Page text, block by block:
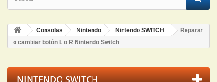
Consolas Nintendo Nintendo SWITCH
Reparar
o cambiar botón L o R Nintendo Switch
NINTENDO SWITCH